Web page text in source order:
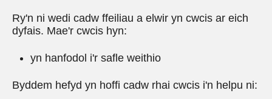
Ry'n ni wedi cadw ffeiliau a elwir yn cwcis ar eich
dyfais. Mae'r cwcis hyn:
yn hanfodol i'r safle weithio
Byddem hefyd yn hoffi cadw rhai cwcis i'n helpu ni: